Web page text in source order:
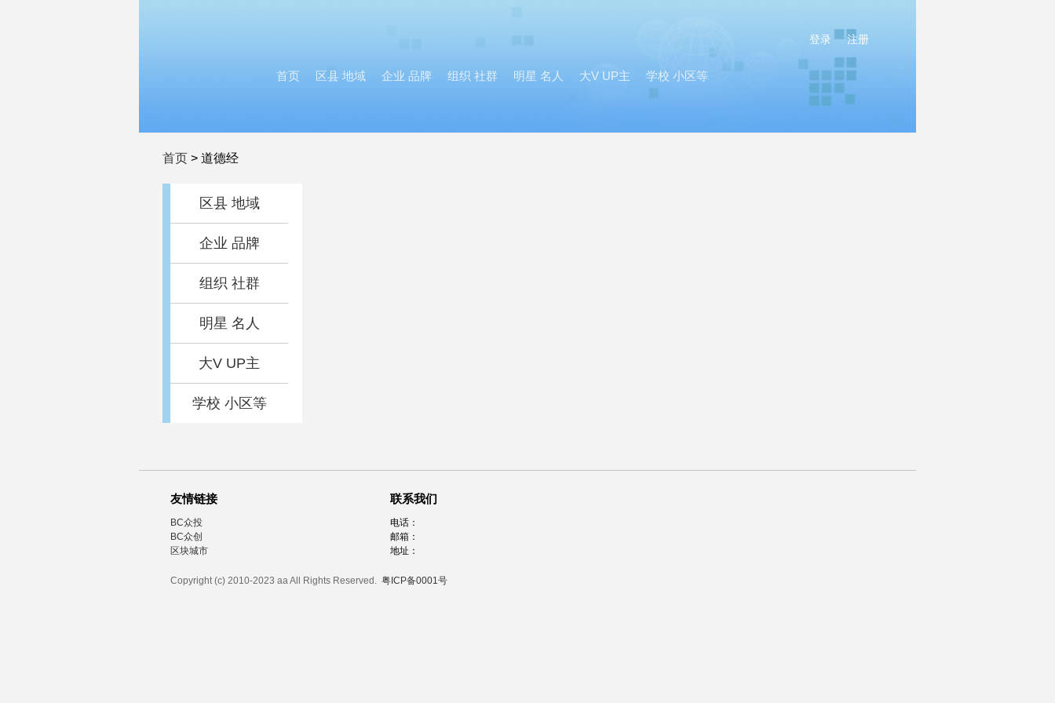
注册
登录
首页 区县 地域 企业 品牌 组织 社群 明星 名人 大V UP主 学校 小区等
首页 > 道德经
区县 地域
企业 品牌
组织 社群
明星 名人
大V UP主
学校 小区等
友情链接
BC众投
BC众创
区块城市
联系我们
电话：
邮箱：
地址：
Copyright (c) 2010-2023 aa All Rights Reserved. 粤ICP备0001号